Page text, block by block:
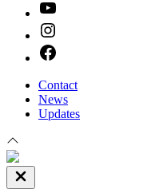
Contact
News
Updates
Close
Off